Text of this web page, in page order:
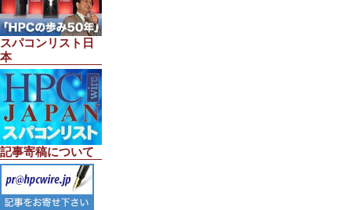
スパコンリスト日
本
記事寄稿について